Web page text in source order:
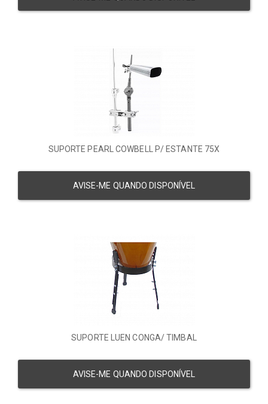
SUPORTE PEARL COWBELL P/ ESTANTE 75X
AVISE-ME QUANDO DISPONÍVEL
SUPORTE LUEN CONGA/ TIMBAL
AVISE-ME QUANDO DISPONÍVEL